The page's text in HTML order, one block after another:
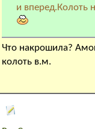
и вперед.Колоть
Что накрошила?
колоть в.м.